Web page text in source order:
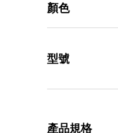
顏色
型號
產品規格